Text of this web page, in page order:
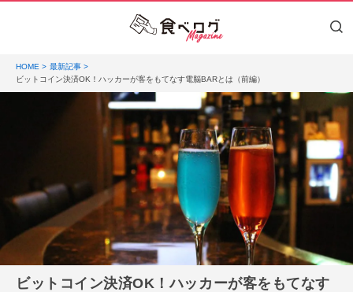
HOME
最新記事
ビットコイン決済OK！ハッカーが客をもてなす電脳BARとは（前編）
ビットコイン決済OK！ハッカーが客をもてなす